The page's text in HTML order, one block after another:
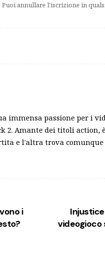
Puoi annullare l'iscrizione in
immensa passione per i
2. Amante dei titoli action,
e l'altra trova comunque
i
videogioco